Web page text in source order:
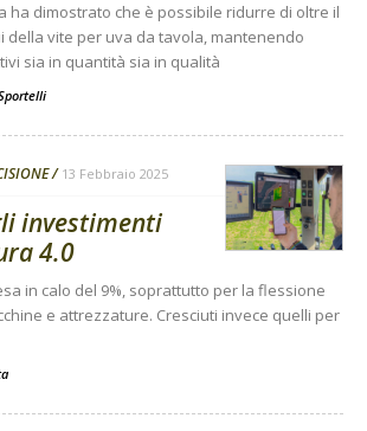
ha dimostrato che è possibile ridurre di oltre il
della vite per uva da tavola, mantenendo
sia in quantità sia in qualità
13 Febbraio 2025
investimenti
4.0
in calo del 9%, soprattutto per la flessione
e attrezzature. Cresciuti invece quelli per